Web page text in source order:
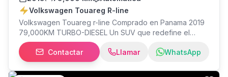
Volkswagen Touareg R-line
Volkswagen Touareg r-line Comprado en Panama 2019
79,000KM TURBO-DIESEL Un SUV que redefine el
concepto de lujo y tecnología dentro de su segmento.
La Touareg R-Line combina un diseño imponente con
acabados deportivos y un nivel de confort superior,
ideal para quienes buscan presencia, rendimiento y
Contactar Llamar WhatsApp